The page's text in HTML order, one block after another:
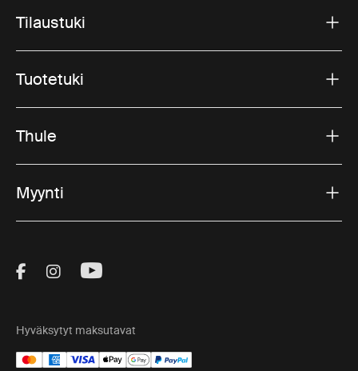
Tilaustuki
Tuotetuki
Thule
Myynti
Visit Thule on Facebook (external link)
Visit Thule on Instagram (external link)
Visit Thule on Youtube (external
Hyväksytyt maksutavat